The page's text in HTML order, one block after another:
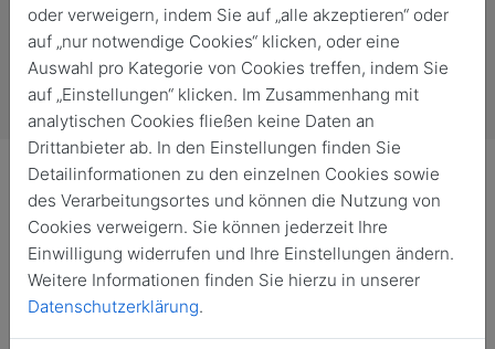
Lebenslanges Lernen? Herausforderung angenommen!
Für Stabsoffiziere ab einem Alter von 30 Jahren gibt es
wenige Ausbildungsmöglichkeiten in den Streitkräften.
Dabei bilden sie die zweithöchste Dienstgradgruppe. Die
oder verweigern, indem Sie auf „alle akzeptieren“ oder
auf „nur notwendige Cookies“ klicken, oder eine
Auswahl pro Kategorie von Cookies treffen, indem Sie
auf „Einstellungen“ klicken. Im Zusammenhang mit
analytischen Cookies fließen keine Daten an
Drittanbieter ab. In den Einstellungen finden Sie
Detailinformationen zu den einzelnen Cookies sowie
des Verarbeitungsortes und können die Nutzung von
Cookies verweigern. Sie können jederzeit Ihre
Einwilligung widerrufen und Ihre Einstellungen ändern.
Weitere Informationen finden Sie hierzu in unserer
Datenschutzerklärung.